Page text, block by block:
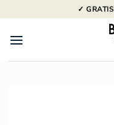
til
indhold
✓